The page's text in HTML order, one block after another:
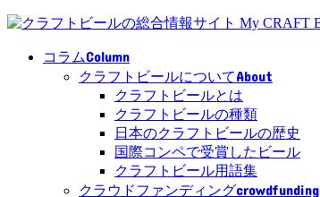
コラムColumn
クラフトビールについてAbout
クラフトビールとは
クラフトビールの種類
日本のクラフトビールの歴史
国際コンペで受賞したビール
クラフトビール用語集
クラウドファンディングcrowdfunding